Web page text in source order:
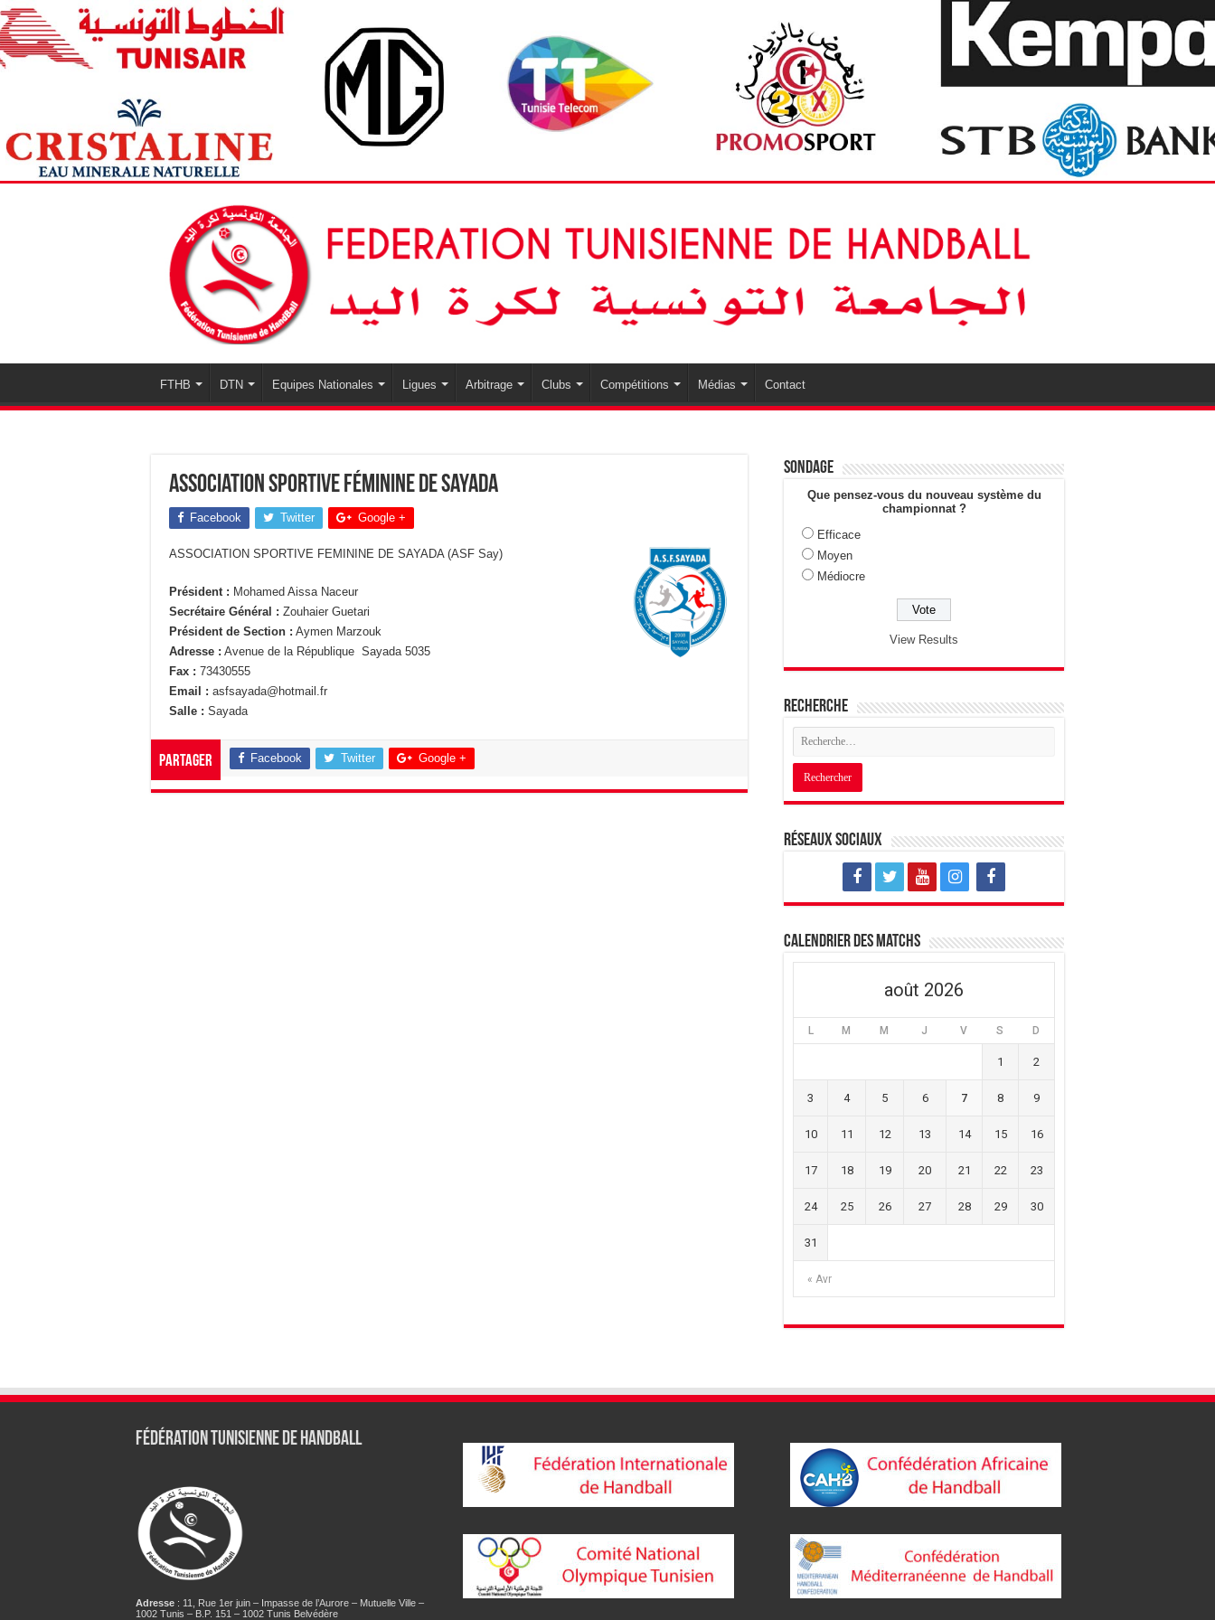
FTHB DTN Equipes Nationales Ligues Arbitrage Clubs Compétitions Médias Contact
Association Sportive Féminine de Sayada
Facebook Twitter Google +
ASSOCIATION SPORTIVE FEMININE DE SAYADA (ASF Say)
Président : Mohamed Aissa Naceur
Secrétaire Général : Zouhaier Guetari
Président de Section : Aymen Marzouk
Adresse : Avenue de la République Sayada 5035
Fax : 73430555
Email : asfsayada@hotmail.fr
Salle : Sayada
Partager Facebook Twitter Google +
Sondage
Que pensez-vous du nouveau système du
championnat ?
Efficace
Moyen
Médiocre
View Results
Recherche
Réseaux sociaux
Calendrier des matchs
août 2026
L M M J V S D
« Avr
1 2
3 4 5 6 7 8 9
10 11 12 13 14 15 16
17 18 19 20 21 22 23
24 25 26 27 28 29 30
31
Fédération tunisienne de Handball
Adresse: 11, Rue 1er juin – Impasse de l’Aurore – Mutuelle Ville –
1002 Tunis – B.P. 151 – 1002 Tunis Belvédère